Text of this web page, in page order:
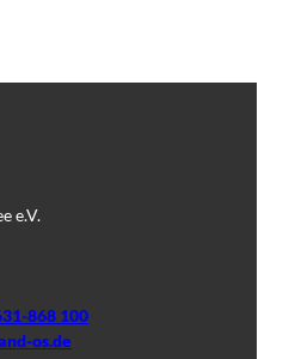
e.V.
868 100
os.de